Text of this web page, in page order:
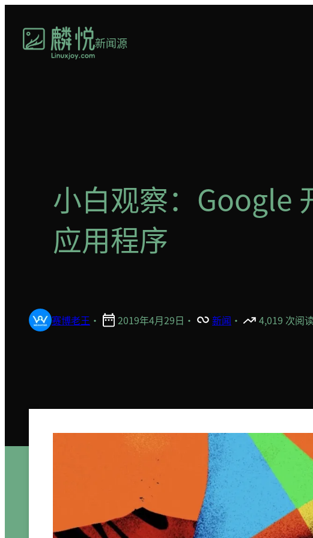
新闻源
小白观察：Google
应用程序
赛博老王 · 2019年4月29日 · 新闻 · 4,019 次阅读